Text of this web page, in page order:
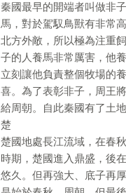
秦國最早的開端者叫做非
馬，對於駕馭鳥獸有非常
北方外敵，所以極為注重
子的人養馬非常厲害，他
立刻讓他負責整個牧場的
喜。為了表彰非子，周王
給周朝。自此秦國有了土
楚
楚國地處長江流域，在春
時期，楚國進入鼎盛，後
悠久。但再強大、底子再